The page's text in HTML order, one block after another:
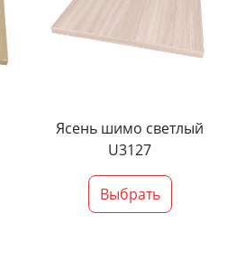
Ясень шимо светлый
U3127
Выбрать